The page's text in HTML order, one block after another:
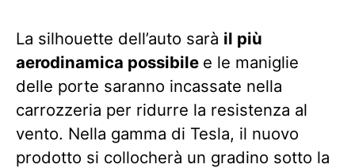
La silhouette dell’auto sarà il più
aerodinamica possibile e le maniglie
delle porte saranno incassate nella
carrozzeria per ridurre la resistenza al
vento. Nella gamma di Tesla, il nuovo
prodotto si collocherà un gradino sotto la